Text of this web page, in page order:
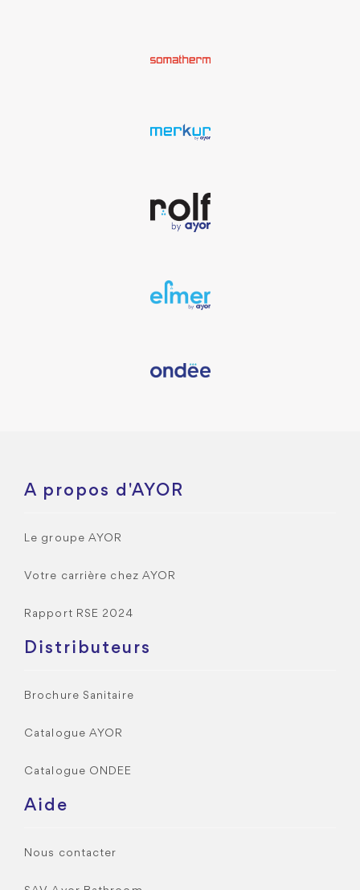
A propos d'AYOR
Le groupe AYOR
Votre carrière chez AYOR
Rapport RSE 2024
Distributeurs
Brochure Sanitaire
Catalogue AYOR
Catalogue ONDEE
Aide
Nous contacter